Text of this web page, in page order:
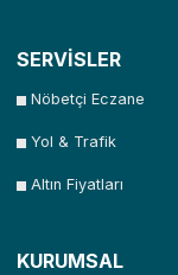
SERVİSLER
Nöbetçi Eczane
Yol & Trafik
Altın Fiyatları
KURUMSAL